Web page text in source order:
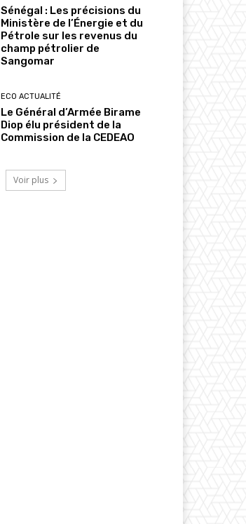
Sénégal : Les précisions du
Ministère de l’Énergie et du
Pétrole sur les revenus du
champ pétrolier de
Sangomar
ECO ACTUALITÉ
Le Général d’Armée Birame
Diop élu président de la
Commission de la CEDEAO
Voir plus